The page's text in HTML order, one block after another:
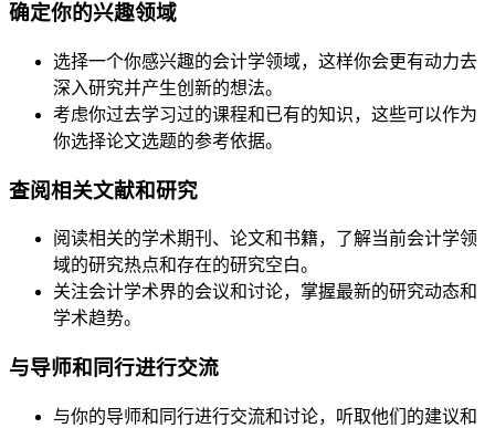
确定你的兴趣领域
选择一个你感兴趣的会计学领域，这样你会更有动力去
深入研究并产生创新的想法。
考虑你过去学习过的课程和已有的知识，这些可以作为
你选择论文选题的参考依据。
查阅相关文献和研究
阅读相关的学术期刊、论文和书籍，了解当前会计学领
域的研究热点和存在的研究空白。
关注会计学术界的会议和讨论，掌握最新的研究动态和
学术趋势。
与导师和同行进行交流
与你的导师和同行进行交流和讨论，听取他们的建议和